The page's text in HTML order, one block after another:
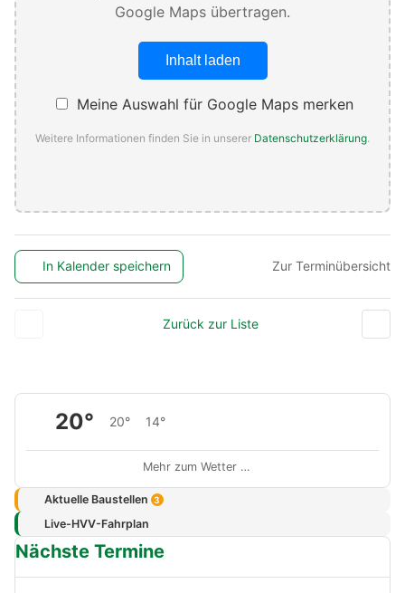
Google Maps übertragen.
Inhalt laden
Meine Auswahl für Google Maps merken
Weitere Informationen finden Sie in unserer Datenschutzerklärung.
In Kalender speichern Zur Terminübersicht
Zurück zur Liste
20° 20° 14°
Mehr zum Wetter …
Aktuelle Baustellen 3
Live-HVV-Fahrplan
Nächste Termine